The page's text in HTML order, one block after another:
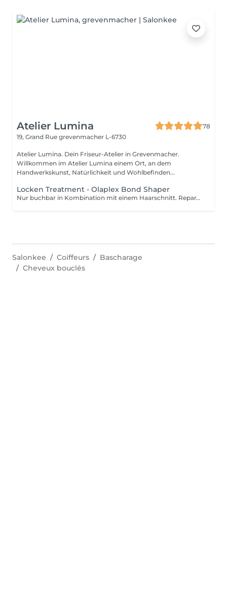
Atelier Lumina
78
19, Grand Rue grevenmacher L-6730
Atelier Lumina. Dein Friseur-Atelier in Grevenmacher.
Willkommen im Atelier Lumina einem Ort, an dem
Handwerkskunst, Natürlichkeit und Wohlbefinden...
Locken Treatment - Olaplex Bond Shaper
Nur buchbar in Kombination mit einem Haarschnitt. Reparatur, Definition & Aufbau für deine Locken! Ein einzigartiges Pflegeritual die mit dem natürlichen Lockenmuster arbeitet und so die Struktur der Locken formt und stärkt. Für alle Arten von natürlichen Wellen, Locken & Naturkrause.
Salonkee Coiffeurs
Bascharage
Cheveux bouclés